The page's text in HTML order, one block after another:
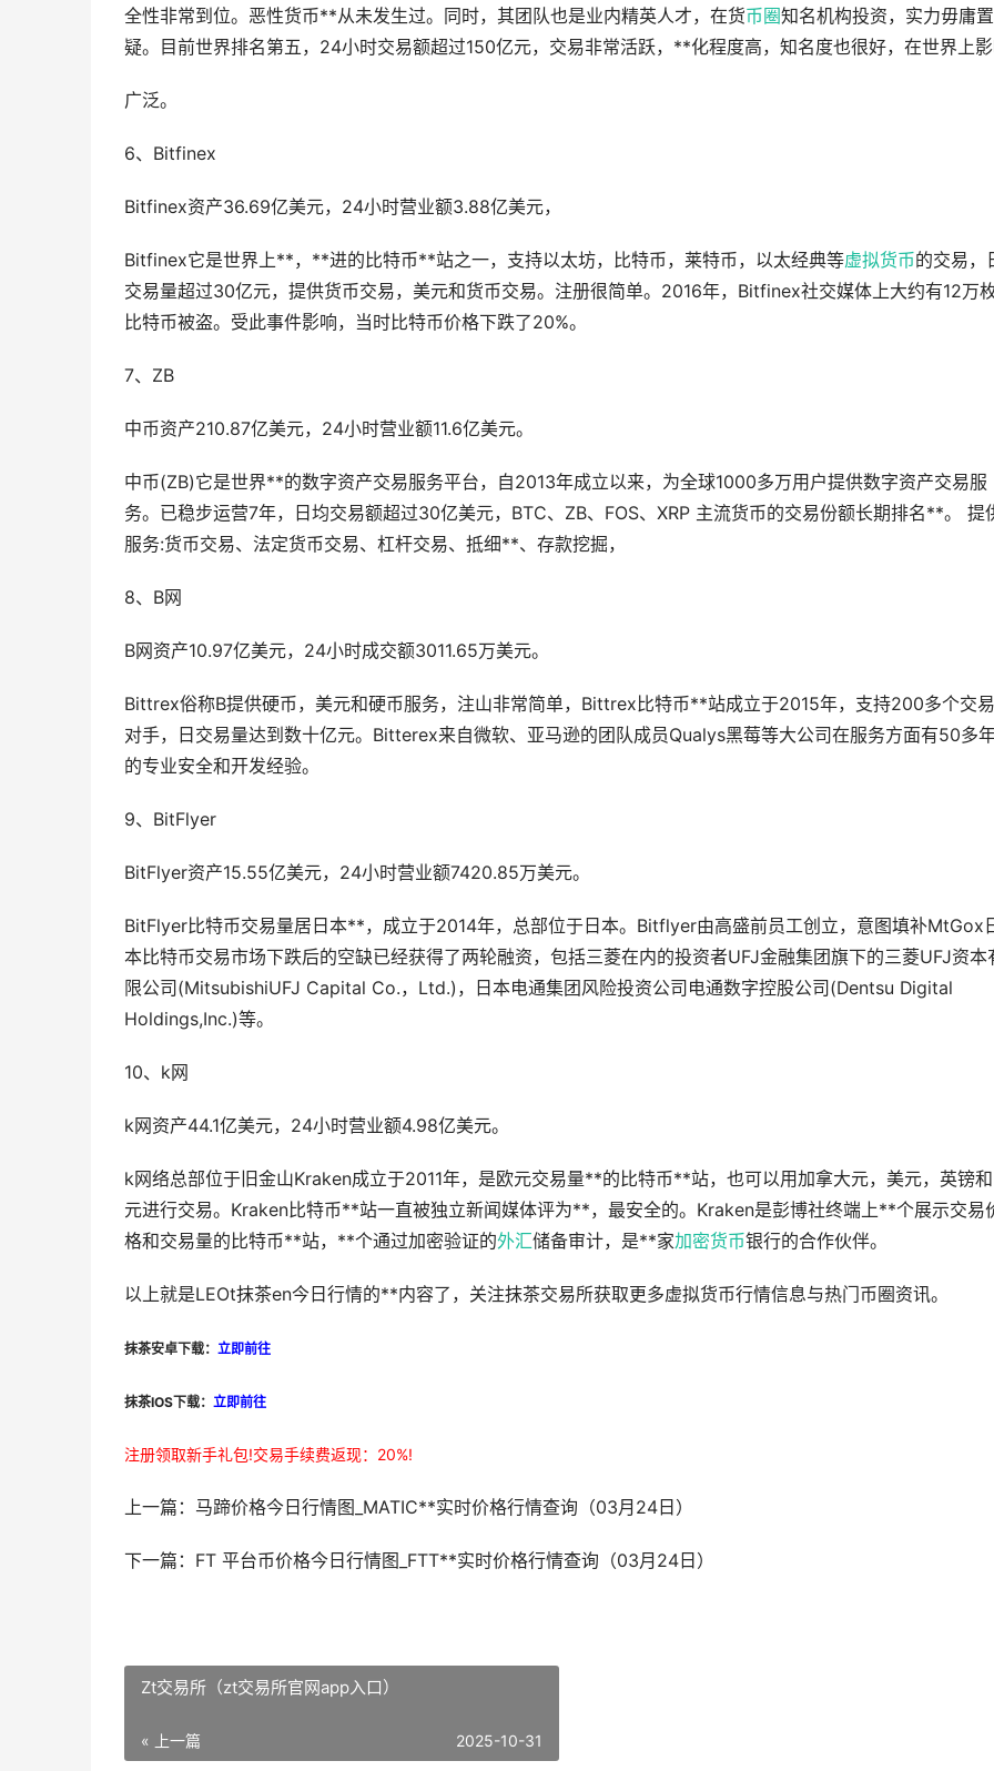
全性非常到位。恶性货币**从未发生过。同时，其团队也是业内精英人才，在货币圈知名机构投资，实力毋庸置
疑。目前世界排名第五，24小时交易额超过150亿元，交易非常活跃，**化程度高，知名度也很好，在世界上
广泛。
6、Bitfinex
Bitfinex资产36.69亿美元，24小时营业额3.88亿美元，
Bitfinex它是世界上**，**进的比特币**站之一，支持以太坊，比特币，莱特币，以太经典等虚拟货币的交易，
交易量超过30亿元，提供货币交易，美元和货币交易。注册很简单。2016年，Bitfinex社交媒体上大约有12万
比特币被盗。受此事件影响，当时比特币价格下跌了20%。
7、ZB
中币资产210.87亿美元，24小时营业额11.6亿美元。
中币(ZB)它是世界**的数字资产交易服务平台，自2013年成立以来，为全球1000多万用户提供数字资产交易服
务。已稳步运营7年，日均交易额超过30亿美元，BTC、ZB、FOS、XRP 主流货币的交易份额长期排名**。 提
服务:货币交易、法定货币交易、杠杆交易、抵细**、存款挖掘，
8、B网
B网资产10.97亿美元，24小时成交额3011.65万美元。
Bittrex俗称B提供硬币，美元和硬币服务，注山非常简单，Bittrex比特币**站成立于2015年，支持200多个交易
对手，日交易量达到数十亿元。Bitterex来自微软、亚马逊的团队成员Qualys黑莓等大公司在服务方面有50多
的专业安全和开发经验。
9、BitFlyer
BitFlyer资产15.55亿美元，24小时营业额7420.85万美元。
BitFlyer比特币交易量居日本**，成立于2014年，总部位于日本。Bitflyer由高盛前员工创立，意图填补MtGox
本比特币交易市场下跌后的空缺已经获得了两轮融资，包括三菱在内的投资者UFJ金融集团旗下的三菱UFJ资本
限公司(MitsubishiUFJ Capital Co.，Ltd.)，日本电通集团风险投资公司电通数字控股公司(Dentsu Digital
Holdings,Inc.)等。
10、k网
k网资产44.1亿美元，24小时营业额4.98亿美元。
k网络总部位于旧金山Kraken成立于2011年，是欧元交易量**的比特币**站，也可以用加拿大元，美元，英镑和
元进行交易。Kraken比特币**站一直被独立新闻媒体评为**，最安全的。Kraken是彭博社终端上**个展示交易
格和交易量的比特币**站，**个通过加密验证的外汇储备审计，是**家加密货币银行的合作伙伴。
以上就是LEOt抹茶en今日行情的**内容了，关注抹茶交易所获取更多虚拟货币行情信息与热门币圈资讯。
抹茶安卓下载： 立即前往
抹茶IOS下载： 立即前往
注册领取新手礼包!交易手续费返现：20%!
上一篇：马蹄价格今日行情图_MATIC**实时价格行情查询（03月24日）
下一篇：FT 平台币价格今日行情图_FTT**实时价格行情查询（03月24日）
Zt交易所（zt交易所官网app入口）
« 上一篇 2025-10-31